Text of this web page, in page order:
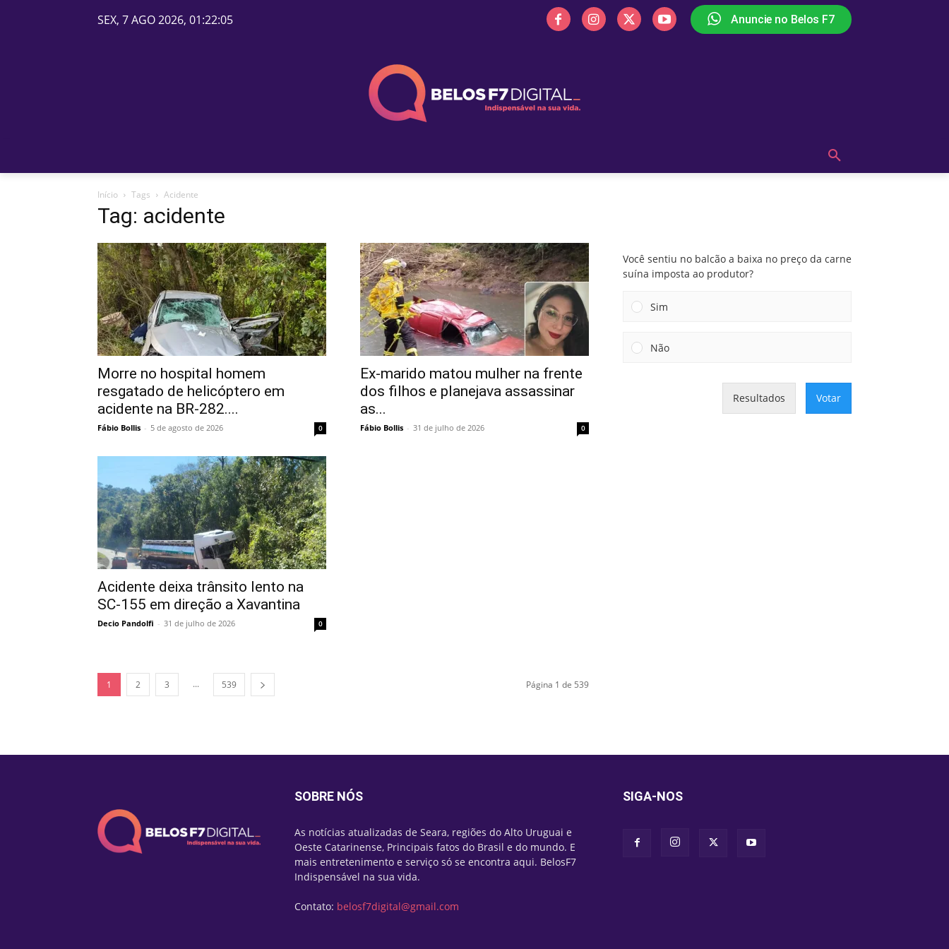
SEX, 7 AGO 2026, 01:22:05 Anuncie no Belos F7
Início Tags Acidente
Tag: acidente
Morre no hospital homem
resgatado de helicóptero em
acidente na BR-282....
Fábio Bollis - 5 de agosto de 2026 0
Ex-marido matou mulher na frente
dos filhos e planejava assassinar
as...
Fábio Bollis - 31 de julho de 2026 0
Acidente deixa trânsito lento na
SC-155 em direção a Xavantina
Decio Pandolfi - 31 de julho de 2026 0
1 2 3 ... 539 Página 1 de 539
Você sentiu no balcão a baixa no preço da carne
suína imposta ao produtor?
Sim
Não
Resultados Votar
SOBRE NÓS
As notícias atualizadas de Seara, regiões do Alto Uruguai e
Oeste Catarinense, Principais fatos do Brasil e do mundo. E
mais entretenimento e serviço só se encontra aqui. BelosF7
Indispensável na sua vida.
Contato: belosf7digital@gmail.com
SIGA-NOS